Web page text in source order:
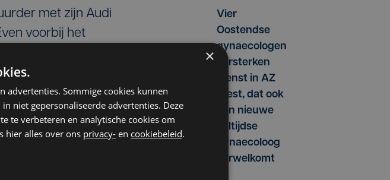
met zijn Audi
voorbij het
knalde de wagen
Hyundai Tucson
meer te herstellen.
raakten
regenpijp
Vier
Oostendse
gynaecologen
versterken
dienst in AZ
West, dat ook
een nieuwe
voltijdse
gynaecoloog
verwelkomt
×
advertenties. Sommige cookies kunnen
niet gepersonaliseerde advertenties. Deze
te verbeteren en analytische cookies om
hier alles over ons privacy- en cookiebeleid.